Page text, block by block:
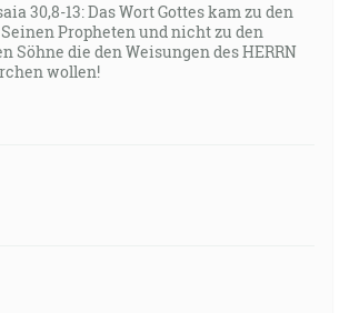
30,8-13: Das Wort Gottes kam zu den
Propheten und nicht zu den
Söhne die den Weisungen des HERRN
wollen!